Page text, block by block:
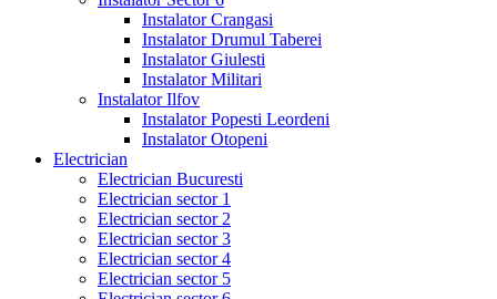
Instalator Crangasi
Instalator Drumul Taberei
Instalator Giulesti
Instalator Militari
Instalator Ilfov
Instalator Popesti Leordeni
Instalator Otopeni
Electrician
Electrician Bucuresti
Electrician sector 1
Electrician sector 2
Electrician sector 3
Electrician sector 4
Electrician sector 5